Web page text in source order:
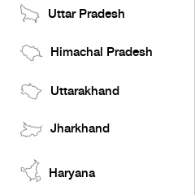
Uttar Pradesh
Himachal Pradesh
Uttarakhand
Jharkhand
Haryana